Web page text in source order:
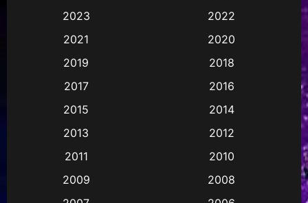
2023
2022
2021
2020
2019
2018
2017
2016
2015
2014
2013
2012
2011
2010
2009
2008